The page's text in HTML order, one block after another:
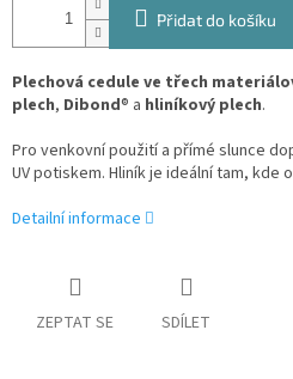
Přidat do košíku
Plechová cedule ve třech
plech, Dibond® a hliníkový plech.
Pro venkovní použití a přímé slunce
UV potiskem. Hliník je ideální tam,
Detailní informace
ZEPTAT SE SDÍLET